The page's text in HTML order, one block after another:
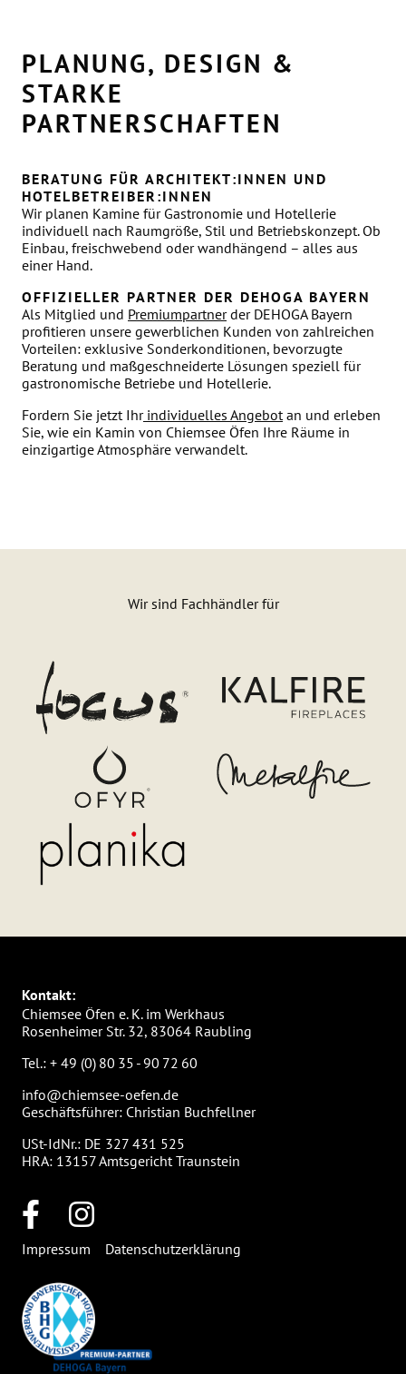
PLANUNG, DESIGN &
STARKE
PARTNERSCHAFTEN
BERATUNG FÜR ARCHITEKT:INNEN UND
HOTELBETREIBER:INNEN
Wir planen Kamine für Gastronomie und Hotellerie
individuell nach Raumgröße, Stil und Betriebskonzept. Ob
Einbau, freischwebend oder wandhängend – alles aus
einer Hand.
OFFIZIELLER PARTNER DER DEHOGA BAYERN
Als Mitglied und Premiumpartnerder DEHOGA Bayern
profitieren unsere gewerblichen Kunden von zahlreichen
Vorteilen: exklusive Sonderkonditionen, bevorzugte
Beratung und maßgeschneiderte Lösungen speziell für
gastronomische Betriebe und Hotellerie.
Fordern Sie jetzt Ihrindividuelles Angebotan und erleben
Sie, wie ein Kamin von Chiemsee Öfen Ihre Räume in
einzigartige Atmosphäre verwandelt.
Wir sind Fachhändler für
Kontakt:
Chiemsee Öfen e. K. im Werkhaus
Rosenheimer Str. 32, 83064 Raubling
Tel.: + 49 (0) 80 35 - 90 72 60
info@chiemsee-oefen.de
Geschäftsführer: Christian Buchfellner
USt-IdNr.: DE 327 431 525
HRA: 13157 Amtsgericht Traunstein
Impressum Datenschutzerklärung